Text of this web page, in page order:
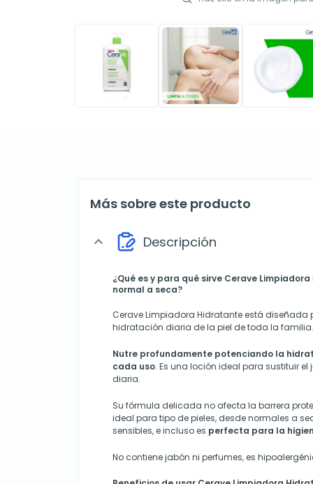
Más sobre este producto
expand_more Descripción
¿Qué es y para qué sirve Cerave
normal a seca?
Cerave Limpiadora Hidratante está diseñada
hidratación diaria de la piel de toda la familia.
Nutre profundamente potenciando la
cada uso. Es una loción ideal para sustituir
diaria.
Su fórmula delicada no afecta la barrera
ideal para tipo de pieles, desde normales a
sensibles, e incluso es perfecta para la
No contiene jabón ni perfumes, es